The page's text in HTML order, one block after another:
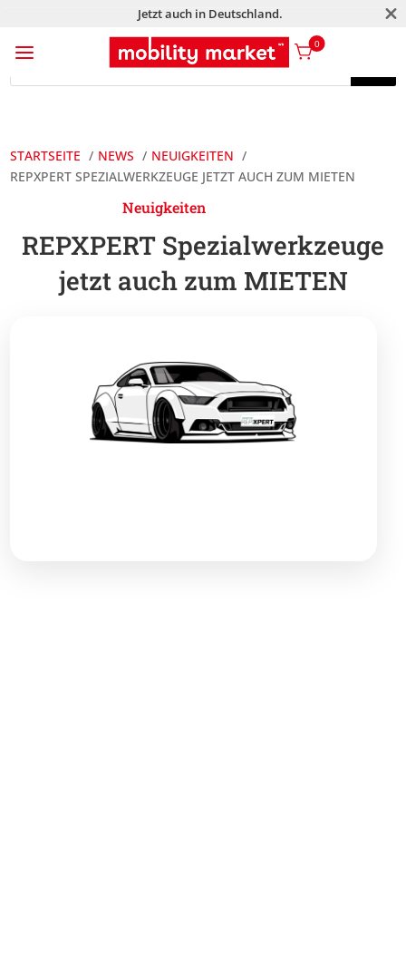
Jetzt auch in Deutschland. M
a 0
Products
Products
STARTSEITE NEWS
NEUIGKEITEN
REPXPERT SPEZIALWERKZEUGE JETZT AUCH ZUM MIETEN
Neuigkeiten
REPXPERT Spezialwerkzeuge
jetzt auch zum MIETEN